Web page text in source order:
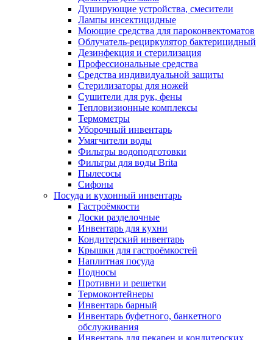
Душирующие устройства, смесители
Лампы инсектицидные
Моющие средства для пароконвектоматов
Облучатель-рециркулятор бактерицидный
Дезинфекция и стерилизация
Профессиональные средства
Средства индивидуальной защиты
Стерилизаторы для ножей
Сушители для рук, фены
Тепловизионные комплексы
Термометры
Уборочный инвентарь
Умягчители воды
Фильтры водоподготовки
Фильтры для воды Brita
Пылесосы
Сифоны
Посуда и кухонный инвентарь
Гастроёмкости
Доски разделочные
Инвентарь для кухни
Кондитерский инвентарь
Крышки для гастроёмкостей
Наплитная посуда
Подносы
Противни и решетки
Термоконтейнеры
Инвентарь барный
Инвентарь буфетного, банкетного
обслуживания
Инвентарь для пекарен и кондитерских